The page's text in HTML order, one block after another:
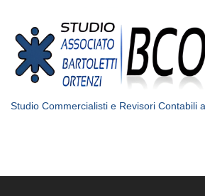
content
Studio Commercialisti e Revisori Contabili